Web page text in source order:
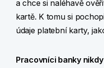
a chce si naléhavě
kartě. K tomu si
údaje platební karty,
Pracovníci banky